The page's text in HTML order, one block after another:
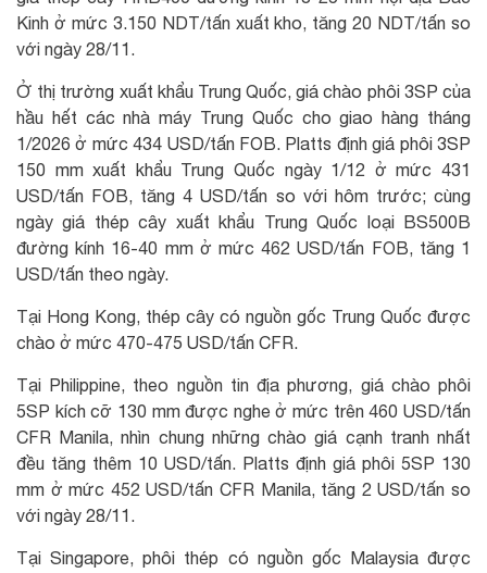
Kinh ở mức 3.150 NDT/tấn xuất kho, tăng 20 NDT/tấn so
với ngày 28/11.
Ở thị trường xuất khẩu Trung Quốc, giá chào phôi 3SP của
hầu hết các nhà máy Trung Quốc cho giao hàng tháng
1/2026 ở mức 434 USD/tấn FOB. Platts định giá phôi 3SP
150 mm xuất khẩu Trung Quốc ngày 1/12 ở mức 431
USD/tấn FOB, tăng 4 USD/tấn so với hôm trước; cùng
ngày giá thép cây xuất khẩu Trung Quốc loại BS500B
đường kính 16-40 mm ở mức 462 USD/tấn FOB, tăng 1
USD/tấn theo ngày.
Tại Hong Kong, thép cây có nguồn gốc Trung Quốc được
chào ở mức 470-475 USD/tấn CFR.
Tại Philippine, theo nguồn tin địa phương, giá chào phôi
5SP kích cỡ 130 mm được nghe ở mức trên 460 USD/tấn
CFR Manila, nhìn chung những chào giá cạnh tranh nhất
đều tăng thêm 10 USD/tấn. Platts định giá phôi 5SP 130
mm ở mức 452 USD/tấn CFR Manila, tăng 2 USD/tấn so
với ngày 28/11.
Tại Singapore, phôi thép có nguồn gốc Malaysia được